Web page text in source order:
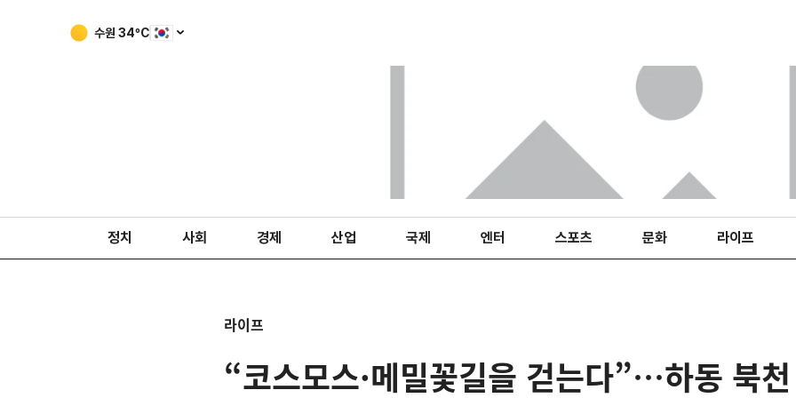
수원 34ºC
정치 사회 경제 산업 국제 엔터 스포츠 문화 라이프
라이프
“코스모스·메밀꽃길을 걷는다”…하동 북